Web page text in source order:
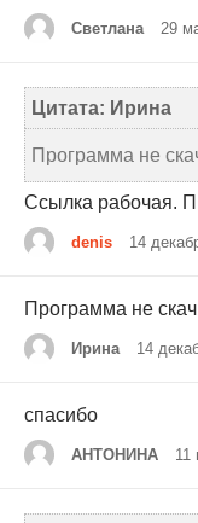
Светлана 29
Цитата: Ирина
Программа не
Ссылка рабочая.
denis 14
Программа не
Ирина 14
спасибо
АНТОНИНА 11